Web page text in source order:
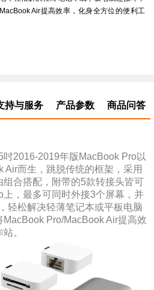
Air提高效率，化身全方位的便利工
持与服务 产品参数 商品问答
2016-2019年版MacBook Pro以
Air而生，跳脱传统的框架，采用
合搭配，附带的5款转接头皆可
，最多可同时外接3个屏幕，并
轻松解决轻薄笔记本或平板电脑
Pro/MacBook Air提高效
。